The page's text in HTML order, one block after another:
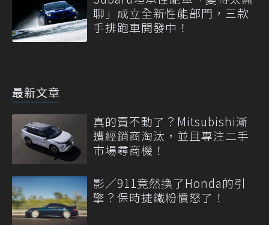
聊」成立全新性能部門，三款
手排跑車開發中！
最新文章
真的賣不動了？Mitsubishi漸
遭經銷商淘汰，並且專注二手
市場尋商機！
影／911竟然換了Honda的引
擎？保時捷鐵粉憤怒了！